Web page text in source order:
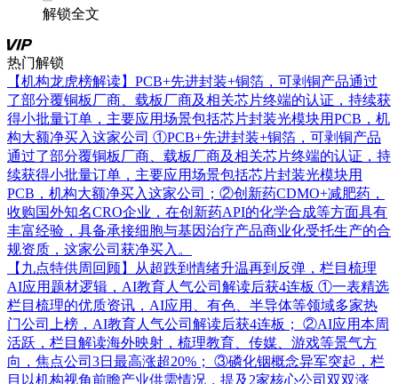
解锁全文
热门解锁
【机构龙虎榜解读】PCB+先进封装+铜箔，可剥铜产品通过
了部分覆铜板厂商、载板厂商及相关芯片终端的认证，持续获
得小批量订单，主要应用场景包括芯片封装光模块用PCB，机
构大额净买入这家公司 ①PCB+先进封装+铜箔，可剥铜产品
通过了部分覆铜板厂商、载板厂商及相关芯片终端的认证，持
续获得小批量订单，主要应用场景包括芯片封装光模块用
PCB，机构大额净买入这家公司；②创新药CDMO+减肥药，
收购国外知名CRO企业，在创新药API的化学合成等方面具有
丰富经验，具备承接细胞与基因治疗产品商业化受托生产的合
规资质，这家公司获净买入。
【九点特供周回顾】从超跌到情绪升温再到反弹，栏目梳理
AI应用题材逻辑，AI教育人气公司解读后获4连板 ①一表精选
栏目梳理的优质资讯，AI应用、有色、半导体等领域多家热
门公司上榜，AI教育人气公司解读后获4连板； ②AI应用本周
活跃，栏目解读海外映射，梳理教育、传媒、游戏等景气方
向，焦点公司3日最高涨超20%； ③磷化铟概念异军突起，栏
目以机构视角前瞻产业供需情况，提及2家核心公司双双涨